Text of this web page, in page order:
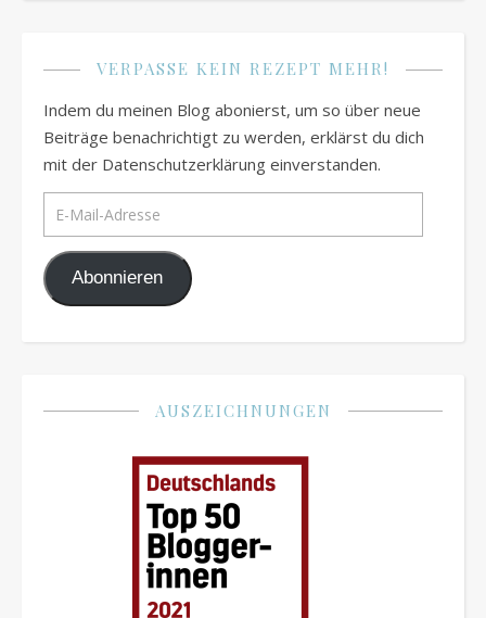
VERPASSE KEIN REZEPT MEHR!
Indem du meinen Blog abonierst, um so über neue
Beiträge benachrichtigt zu werden, erklärst du dich
mit der Datenschutzerklärung einverstanden.
E-Mail-Adresse
Abonnieren
AUSZEICHNUNGEN